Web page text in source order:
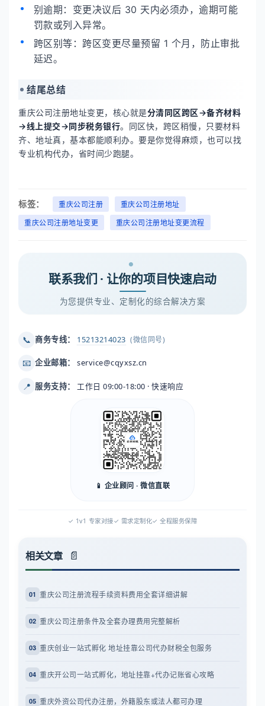
别逾期：变更决议后 30 天内必须办，逾期可能
罚款或列入异常。
跨区别等：跨区变更尽量预留 1 个月，防止审批
延迟。
结尾总结
重庆公司注册地址变更，核心就是分清同区跨区→备齐材料
→线上提交→同步税务银行。同区快，跨区稍慢，只要材料
齐、地址真，基本都能顺利办。要是你觉得麻烦，也可以找
专业机构代办，省时间少跑腿。
标签： 重庆公司注册
重庆公司注册地址
重庆公司注册地址变更
重庆公司注册地址变更流程
联系我们 · 让你的项目快速启动
为您提供专业、定制化的综合解决方案
📞 商务专线： 15213214023 (微信同号)
📧 企业邮箱： service@cqyxsz.cn
📍 服务支持： 工作日 09:00-18:00 · 快速响应
📱 企业顾问 · 微信直联
✓ 1v1 专家对接✓ 需求定制化✓ 全程服务保障
相关文章
01 重庆公司注册流程手续资料费用全套详细讲解
02 重庆公司注册条件及全套办理费用完整解析
03 重庆创业一站式孵化 地址挂靠公司代办财税全包服务
04 重庆开公司一站式孵化，地址挂靠+代办记账省心攻略
05 重庆外资公司代办注册，外籍股东或法人都可办理